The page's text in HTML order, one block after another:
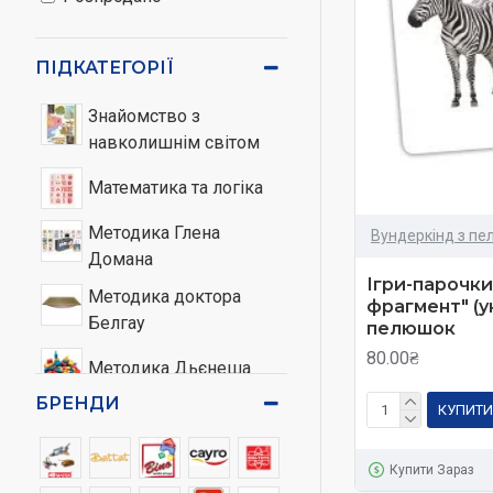
ПІДКАТЕГОРІЇ
Знайомство з
навколишнім світом
Математика та логіка
Методика Глена
Домана
Методика доктора
Белгау
Методика Дьєнеша
Методика Кюїзенера
БРЕНДИ
Класичний
використовуючи
Плюси:
Діти
Через
старшими
різного
Освіта за
лекціям,
навчання.
Освіта
Мінуси:
Вундеркінд з
Ігри-
фрагмент"
пелюшок
80.00₴
КУПИТИ
Купити Зараз